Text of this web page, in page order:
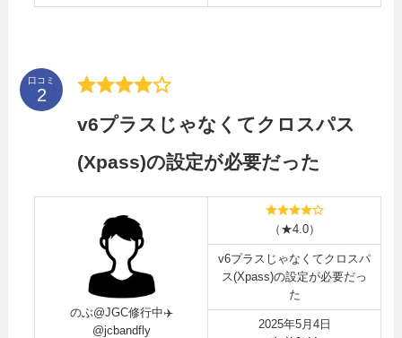
口コミ
v6プラスじゃなくてクロスパス
(Xpass)の設定が必要だった
のぶ@JGC修行中✈️
@jcbandfly
（★4.0）
v6プラスじゃなくてクロスパ
ス(Xpass)の設定が必要だっ
た
2025年5月4日